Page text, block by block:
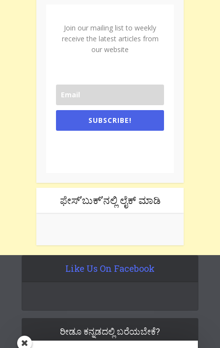
Join our mailing list to weekly
receive the latest articles from
our website
SUBSCRIBE!
ಫೇಸ್’ಬುಕ್’ನಲ್ಲಿ ಲೈಕ್ ಮಾಡಿ
Like Us On Facebook
ರೀಡೂ ಕನ್ನಡದಲ್ಲಿ ಬರೆಯಬೇಕೆ?